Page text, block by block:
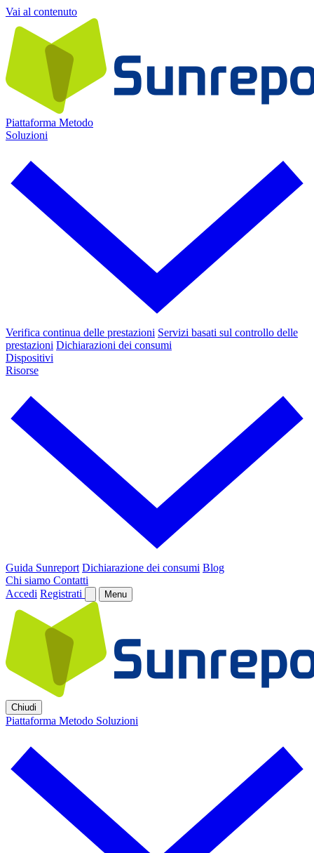
Vai al contenuto
Piattaforma Metodo
Soluzioni
Verifica continua delle prestazioni Servizi basati sul controllo delle
prestazioni Dichiarazioni dei consumi
Dispositivi
Risorse
Guida Sunreport Dichiarazione dei consumi Blog
Chi siamo Contatti
Accedi Registrati Menu
Chiudi
Piattaforma Metodo Soluzioni